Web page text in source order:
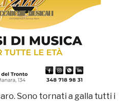
Sono tornati a galla tutti i